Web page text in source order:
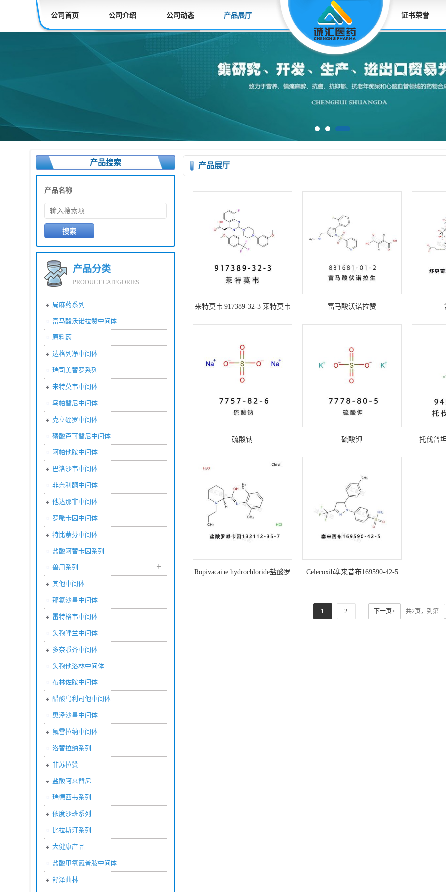
公司首页 公司介绍 公司动态 产品展厅 证书荣誉
产品搜索
产品名称
产品分类
PRODUCT CATEGORIES
局麻药系列
富马酸沃诺拉赞中间体
原料药
达格列净中间体
瑞司美替罗系列
来特莫韦中间体
乌帕替尼中间体
克立硼罗中间体
磷酸芦可替尼中间体
阿帕他胺中间体
巴洛沙韦中间体
非奈利酮中间体
他达那非中间体
罗哌卡因中间体
特比萘芬中间体
盐酸阿替卡因系列
兽用系列 +
其他中间体
那氟沙星中间体
雷特格韦中间体
头孢唑兰中间体
多奈哌齐中间体
头孢他洛林中间体
布林佐胺中间体
醋酸乌利司他中间体
奥泽沙星中间体
氟雷拉纳中间体
洛替拉纳系列
非苏拉赞
盐酸阿来替尼
瑞德西韦系列
依度沙班系列
比拉斯汀系列
大健康产品
盐酸甲氧氯普胺中间体
舒泽曲林
产品展厅
来特莫韦 917389-32-3 莱特莫韦 富马酸沃诺拉赞
硫酸钠 硫酸钾 托伐普
Ropivacaine hydrochloride盐酸罗
Celecoxib塞来昔布169590-42-5
1 2 下一页> 共2页，到第